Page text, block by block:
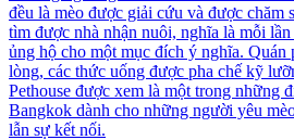
đều là mèo được giải cứu và được chăm
tìm được nhà nhận nuôi, nghĩa là mỗi lần
ủng hộ cho một mục đích ý nghĩa. Quán
lòng, các thức uống được pha chế kỹ
Pethouse được xem là một trong những
Bangkok dành cho những người yêu
lẫn sự kết nối.